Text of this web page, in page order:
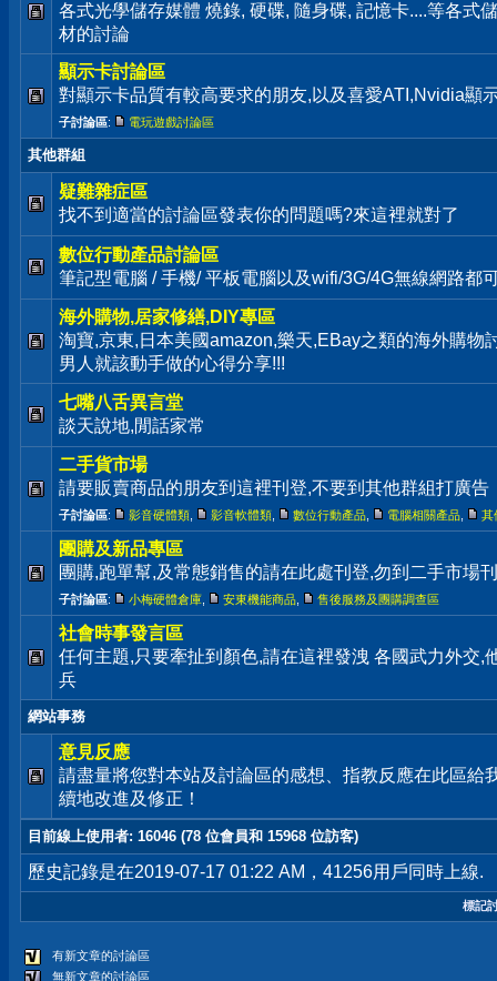
各式光學儲存媒體 燒錄, 硬碟, 隨身碟, 記憶卡....等各式
材的討論
顯示卡討論區
對顯示卡品質有較高要求的朋友,以及喜愛ATI,Nvidia顯
子討論區: 電玩遊戲討論區
其他群組
疑難雜症區
找不到適當的討論區發表你的問題嗎?來這裡就對了
數位行動產品討論區
筆記型電腦 / 手機/ 平板電腦以及wifi/3G/4G無線網路都
海外購物,居家修繕,DIY專區
淘寶,京東,日本美國amazon,樂天,EBay之類的海外購物
男人就該動手做的心得分享!!!
七嘴八舌異言堂
談天說地,閒話家常
二手貨市場
請要販賣商品的朋友到這裡刊登,不要到其他群組打廣告
子討論區: 影音硬體類 影音軟體類 數位行動產品 電腦相關產品 其
團購及新品專區
團購,跑單幫,及常態銷售的請在此處刊登,勿到二手市場
子討論區: 小梅硬體倉庫 安東機能商品 售後服務及團購調查區
社會時事發言區
任何主題,只要牽扯到顏色,請在這裡發洩 各國武力外交,
兵
網站事務
意見反應
請盡量將您對本站及討論區的感想、指教反應在此區給
續地改進及修正！
目前線上使用者: 16046 (78 位會員和 15968 位訪客)
歷史記錄是在2019-07-17 01:22 AM，41256用戶同時上線.
標記
有新文章的討論區
無新文章的討論區